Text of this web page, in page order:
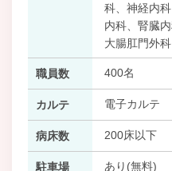
科、神経内
内科、腎臓
大腸肛門外
職員数 400名
カルテ 電子カルテ
病床数 200床以下
駐車場 あり(無料)